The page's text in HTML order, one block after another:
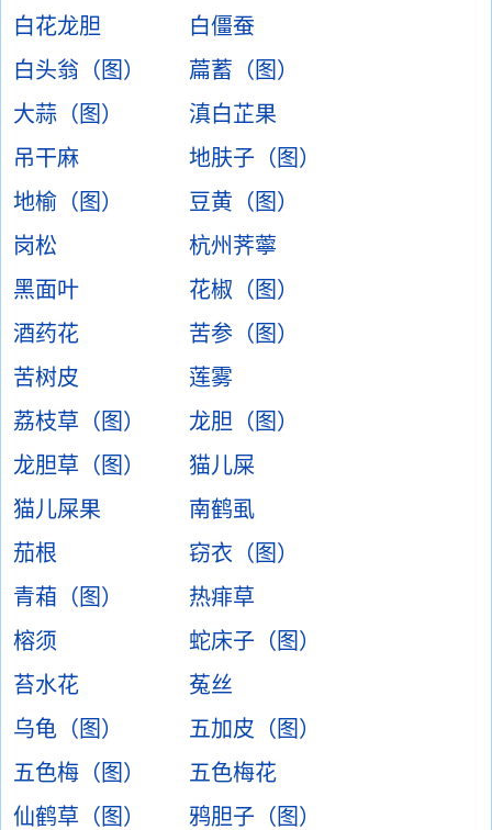
白花龙胆
白僵蚕
白头翁（图）
萹蓄（图）
大蒜（图）
滇白芷果
吊干麻
地肤子（图）
地榆（图）
豆黄（图）
岗松
杭州荠薴
黑面叶
花椒（图）
酒药花
苦参（图）
苦树皮
莲雾
荔枝草（图）
龙胆（图）
龙胆草（图）
猫儿屎
猫儿屎果
南鹤虱
茄根
窃衣（图）
青葙（图）
热痱草
榕须
蛇床子（图）
苔水花
菟丝
乌龟（图）
五加皮（图）
五色梅（图）
五色梅花
仙鹤草（图）
鸦胆子（图）